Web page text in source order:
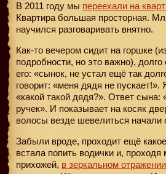
В 2011 году мы переехали на
Квартира большая просторная.
научился разговаривать внятно.
Как-то вечером сидит на горшке
подробности, но это важно),
его: «сынок, не устал ещё так
говорит: «меня дядя не
«какой такой дядя?». Ответ сына:
ручек». И показывает на косяк
волосы везде шевелиться начали
Забыли вроде, проходит ещё
встала попить водички и, проходя
прихожей, в зеркальном